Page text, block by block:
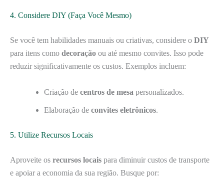
4. Considere DIY (Faça Você Mesmo)
Se você tem habilidades manuais ou criativas, considere o DIY
para itens como decoração ou até mesmo convites. Isso pode
reduzir significativamente os custos. Exemplos incluem:
Criação de centros de mesa personalizados.
Elaboração de convites eletrônicos.
5. Utilize Recursos Locais
Aproveite os recursos locais para diminuir custos de transporte
e apoiar a economia da sua região. Busque por: